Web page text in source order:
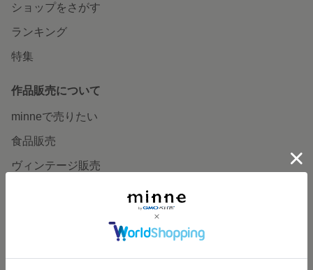
ショップをさがす
ランキング
特集
作品販売について
minneで売りたい
食品販売
ヴィンテージ販売
販売支援企画・イベント